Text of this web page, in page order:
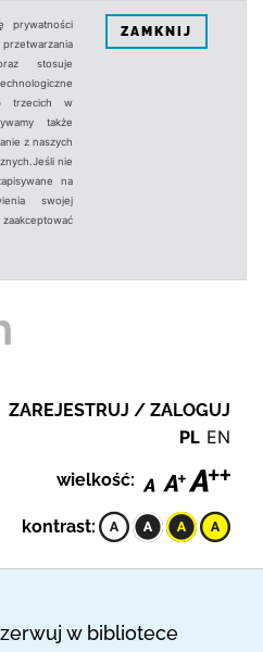
prywatności
stosuje
trzecich w
także
z naszych
nie
na
swojej
ZAMKNIJ
ZAREJESTRUJ / ZALOGUJ
PL EN
wielkość:
kontrast:
w bibliotece